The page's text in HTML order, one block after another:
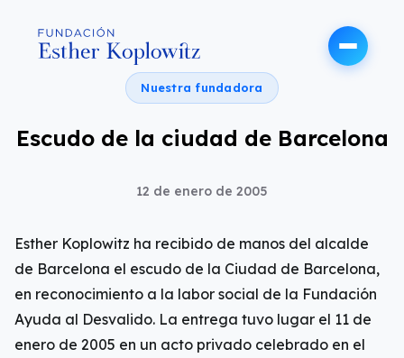
Nuestra fundadora
Escudo de la ciudad de Barcelona
12 de enero de 2005
Esther Koplowitz ha recibido de manos del alcalde
de Barcelona el escudo de la Ciudad de Barcelona,
en reconocimiento a la labor social de la Fundación
Ayuda al Desvalido. La entrega tuvo lugar el 11 de
enero de 2005 en un acto privado celebrado en el